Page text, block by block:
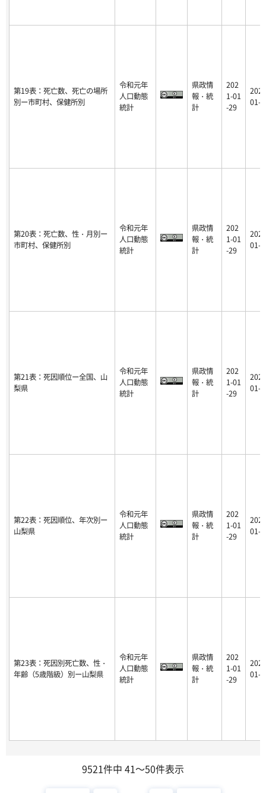
第19表：死亡数、死亡の場所
別ー市町村、保健所別
令和元年
人口動態
統計
県政情
報・統
計
202
1-01
-29
01-
第20表：死亡数、性・月別ー
市町村、保健所別
令和元年
人口動態
統計
県政情
報・統
計
202
1-01
-29
01-
第21表：死因順位ー全国、山
梨県
令和元年
人口動態
統計
県政情
報・統
計
202
1-01
-29
01-
第22表：死因順位、年次別ー
山梨県
令和元年
人口動態
統計
県政情
報・統
計
202
1-01
-29
01-
第23表：死因別死亡数、性・
年齢（5歳階級）別ー山梨県
令和元年
人口動態
統計
県政情
報・統
計
202
1-01
-29
01-
9521件中 41～50件表示